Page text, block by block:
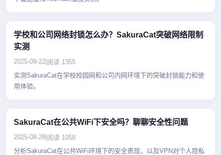
学校和公司网络封锁怎么办？SakuraCat突破网络限制
实测
2025-09-22 阅读 1355
实测SakuraCat在学校校园网和公司内网环境下的突破封锁能力和使
用体验。
SakuraCat在公共WiFi下安全吗？聊聊安全性问题
2025-08-28 阅读 1058
分析SakuraCat在公共WiFi环境下的安全表现，以及VPN对个人隐私